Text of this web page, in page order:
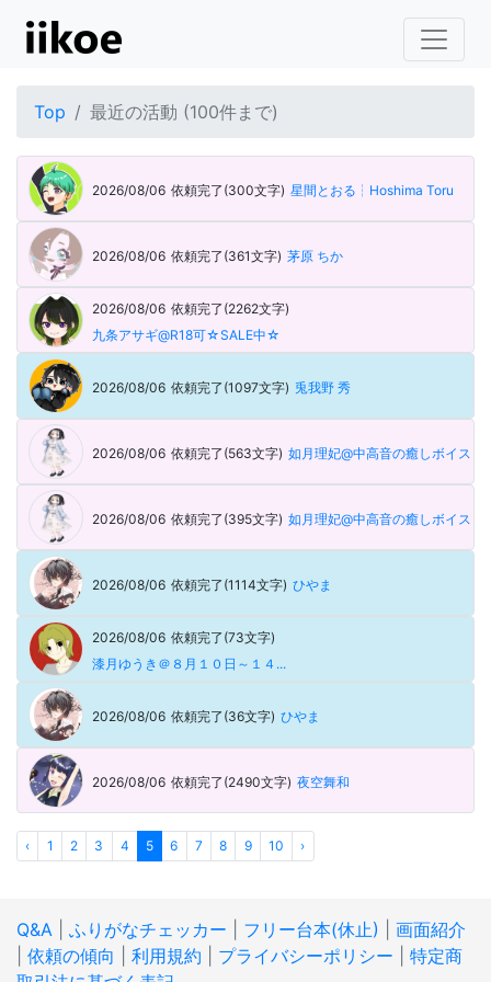
Top 最近の活動 (100件まで)
2026/08/06 依頼完了(300文字) 星間とおる┆Hoshima Toru
2026/08/06 依頼完了(361文字) 茅原 ちか
2026/08/06 依頼完了(2262文字)
九条アサギ@R18可☆SALE中☆
2026/08/06 依頼完了(1097文字) 兎我野 秀
2026/08/06 依頼完了(563文字) 如月理妃@中高音の癒しボイス
2026/08/06 依頼完了(395文字) 如月理妃@中高音の癒しボイス
2026/08/06 依頼完了(1114文字) ひやま
2026/08/06 依頼完了(73文字)
漆月ゆうき＠８月１０日～１４...
2026/08/06 依頼完了(36文字) ひやま
2026/08/06 依頼完了(2490文字) 夜空舞和
‹ 1 2 3 4 5 6 7 8 9 10 ›
Q&A ふりがなチェッカー フリー台本(休止)
画面紹介
依頼の傾向 利用規約 プライバシーポリシー
特定商